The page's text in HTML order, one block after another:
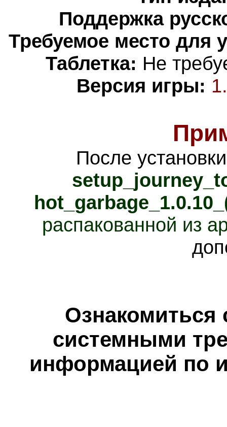
Поддержка
Требуемое место для
Таблетка: Не
Версия игры:
После
распакованной из
Ознакомиться
системными
информацией по